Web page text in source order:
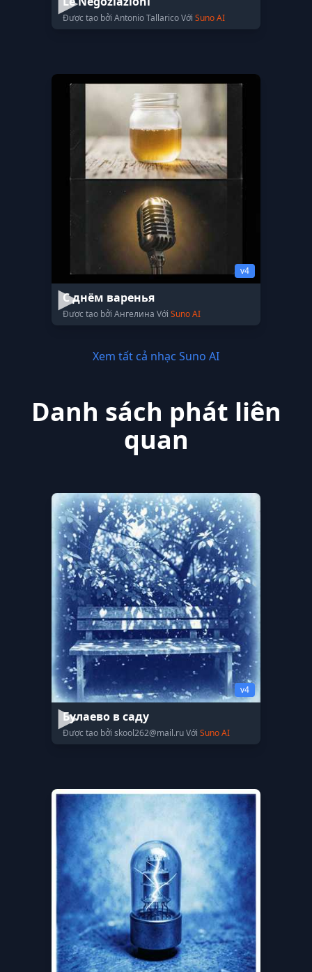
Được tạo bởi Antonio Tallarico Với Suno AI
v4
С днём варенья
Được tạo bởi Ангелина Với Suno AI
Xem tất cả nhạc Suno AI
Danh sách phát liên
quan
v4
Булаево в саду
Được tạo bởi skool262@mail.ruVới Suno AI